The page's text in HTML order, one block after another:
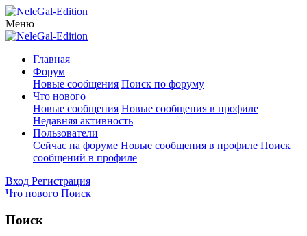
Меню
Главная
Форум
Новые сообщения Поиск по форуму
Что нового
Новые сообщения Новые сообщения в профиле
Недавняя активность
Пользователи
Сейчас на форуме Новые сообщения в профиле Поиск
сообщений в профиле
Вход Регистрация
Что нового Поиск
Поиск